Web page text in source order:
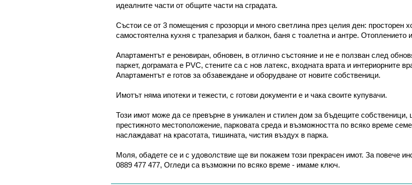
идеалните части от общите части на сградата.
Състои се от 3 помещения с прозорци и много светлина през целия ден: просторен
самостоятелна кухня с трапезария и балкон, баня с тоалетна и антре. Отоплението
Апартаментът е реновиран, обновен, в отлично състояние и не е ползван след
паркет, дограмата е PVC, стените са с нов латекс, входната врата и интериорните
Апартаментът е готов за обзавеждане и оборудване от новите собственици.
Имотът няма ипотеки и тежести, с готови документи е и чака своите купувачи.
Този имот може да се превърне в уникален и стилен дом за бъдещите собственици,
престижното местоположение, парковата среда и възможността по всяко време
наслаждават на красотата, тишината, чистия въздух в парка.
Моля, обадете се и с удоволствие ще ви покажем този прекрасен имот. За повече
0889 477 477, Огледи са възможни по всяко време - имаме ключ.